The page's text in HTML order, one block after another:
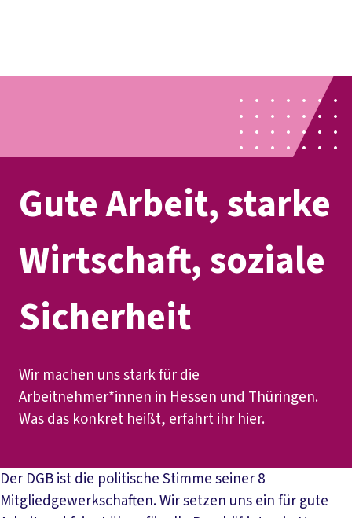
Mitmachen
Gute Arbeit, starke
Wirtschaft, soziale
Sicherheit
Wir machen uns stark für die
Arbeitnehmer*innen in Hessen und Thüringen.
Was das konkret heißt, erfahrt ihr hier.
Der DGB ist die politische Stimme seiner 8
Mitgliedgewerkschaften. Wir setzen uns ein für gute